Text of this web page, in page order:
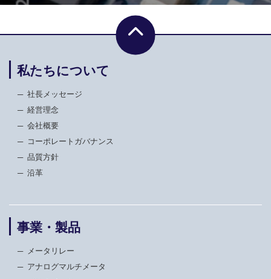
私たちについて
社長メッセージ
経営理念
会社概要
コーポレートガバナンス
品質方針
沿革
事業・製品
メータリレー
アナログマルチメータ